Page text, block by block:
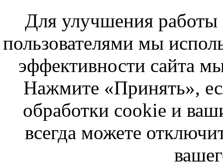
Для улучшения работы
пользователями мы
эффективности сайта
Нажмите «Принять»,
обработки cookie и
всегда можете